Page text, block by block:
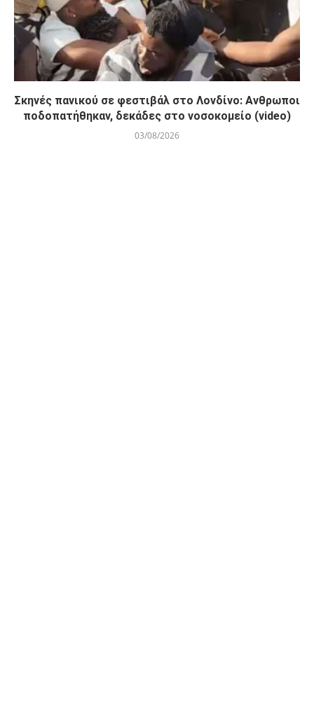
Σκηνές πανικού σε φεστιβάλ στο Λονδίνο: Ανθρωποι
ποδοπατήθηκαν, δεκάδες στο νοσοκομείο (video)
03/08/2026